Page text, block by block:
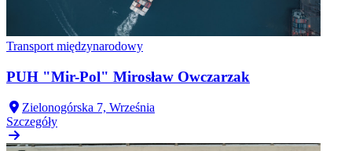
Transport międzynarodowy
PUH "Mir-Pol" Mirosław Owczarzak
Zielonogórska 7, Września
Szczegóły